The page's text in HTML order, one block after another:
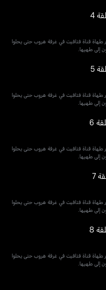
قناة فتافيت في غرفة هروب حتى يحلوا
إلى طهيها.
قناة فتافيت في غرفة هروب حتى يحلوا
إلى طهيها.
قناة فتافيت في غرفة هروب حتى يحلوا
إلى طهيها.
قناة فتافيت في غرفة هروب حتى يحلوا
إلى طهيها.
قناة فتافيت في غرفة هروب حتى يحلوا
إلى طهيها.